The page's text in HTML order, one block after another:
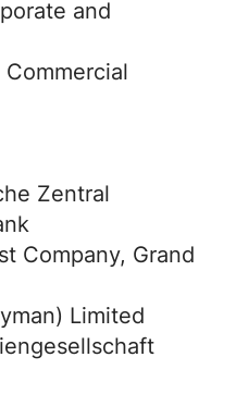
and
Zentral
Company, Grand
Limited